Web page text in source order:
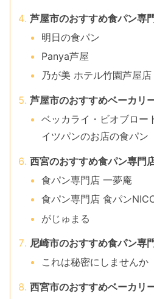
芦屋市のおすすめ食パン専
明日の食パン
Panya芦屋
乃が美 ホテル竹園芦屋店
芦屋市のおすすめベーカリ
ベッカライ・ビオブロ
イツパンのお店の食パン
西宮のおすすめ食パン専門
食パン専門店 一夢庵
食パン専門店 食パン
がじゅまる
尼崎市のおすすめ食パン専
これは秘密にしませんか
西宮市のおすすめベーカリ